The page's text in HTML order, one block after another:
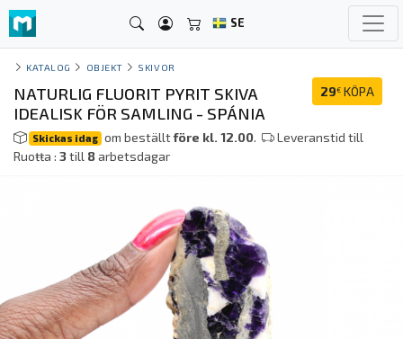
SE
KATALOG OBJEKT SKIVOR
29€ KÖPA
NATURLIG FLUORIT PYRIT SKIVA
IDEALISK FÖR SAMLING - SPÁNIA
Skickas idag om beställtföre kl. 12.00.
Leveranstid till
Ruoŧŧa : 3till 8arbetsdagar